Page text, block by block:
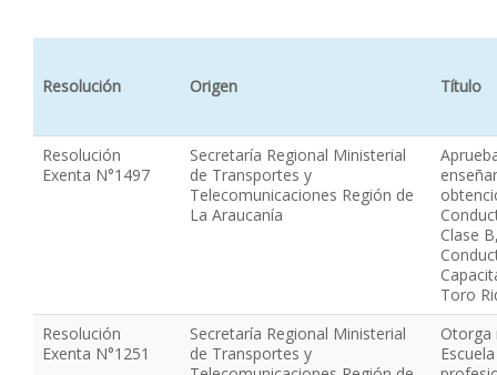
Resolución Origen Título
Resolución
Exenta N°1497
Secretaría Regional Ministerial
de Transportes y
Telecomunicaciones Región de
La Araucanía
Clase
Toro
Resolución
Exenta N°1251
Secretaría Regional Ministerial
de Transportes y
Otorga